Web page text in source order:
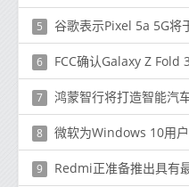
5 谷歌表示Pixel 5a 5G将
6 FCC确认Galaxy Z Fold
7 鸿蒙智行将打造智能汽
8 微软为Windows 10用
9 Redmi正准备推出具有